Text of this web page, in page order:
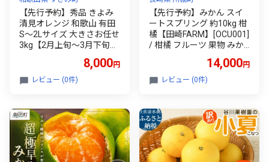
【先行予約】秀品 きよみ
清見オレンジ 和歌山 有田
S～2Lサイズ 大きさお任せ
3kg【2月上旬～3月下旬頃
ーツ 果物 くだもの 蜜柑 柑
橘【ktn039】
8,000円
レビュー (0件)
【先行予約】みかん スイ
ートスプリング 約10kg 柑
橘【田崎FARM】[OCU001]
/ 柑橘 フルーツ 果物 みか
トスプリング みかん mika
n フルーツ 柑橘類 九州み
冬みかん 先行予約 美味し
い
14,000円
レビュー (0件)